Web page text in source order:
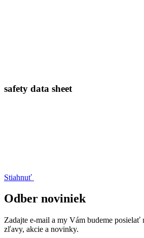
safety data sheet
Stiahnuť
Odber noviniek
Zadajte e-mail a my Vám budeme posielať
zľavy, akcie a novinky.